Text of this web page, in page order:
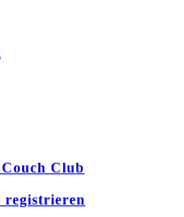
Club